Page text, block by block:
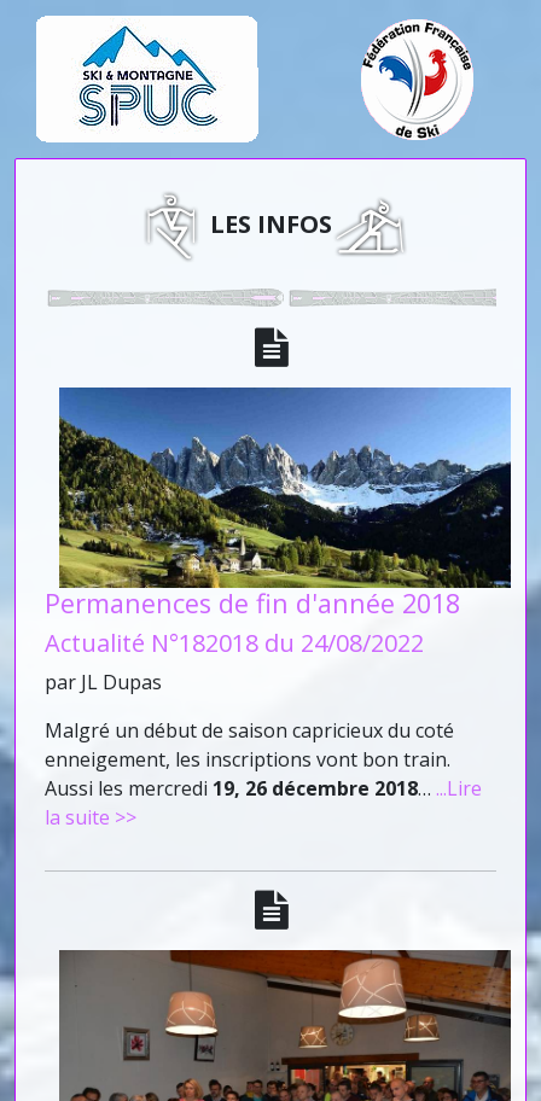
LES INFOS
Permanences de fin d'année 2018
Actualité N°182018 du 24/08/2022
par JL Dupas
Malgré un début de saison capricieux du coté
enneigement, les inscriptions vont bon train.
Aussi les mercredi 19, 26 décembre 2018… ...Lire
la suite >>